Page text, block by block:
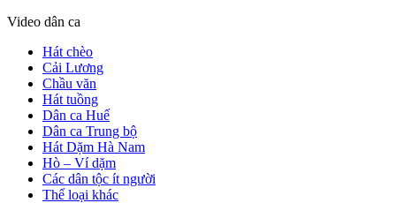
Video dân ca
Hát chèo
Cải Lương
Chầu văn
Hát tuồng
Dân ca Huế
Dân ca Trung bộ
Hát Dặm Hà Nam
Hò – Ví dặm
Các dân tộc ít người
Thể loại khác